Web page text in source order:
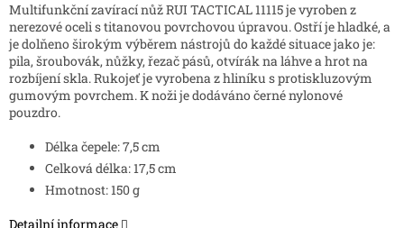
Multifunkční zavírací nůž RUI TACTICAL 11115 je vyroben z
nerezové oceli s titanovou povrchovou úpravou. Ostří je hladké, a
je dolňeno širokým výběrem nástrojů do každé situace jako je:
pila, šroubovák, nůžky, řezač pásů, otvírák na láhve a hrot na
rozbíjení skla. Rukojeť je vyrobena z hliníku s protiskluzovým
gumovým povrchem. K noži je dodáváno černé nylonové
pouzdro.
Délka čepele: 7,5 cm
Celková délka: 17,5 cm
Hmotnost: 150 g
Detailní informace